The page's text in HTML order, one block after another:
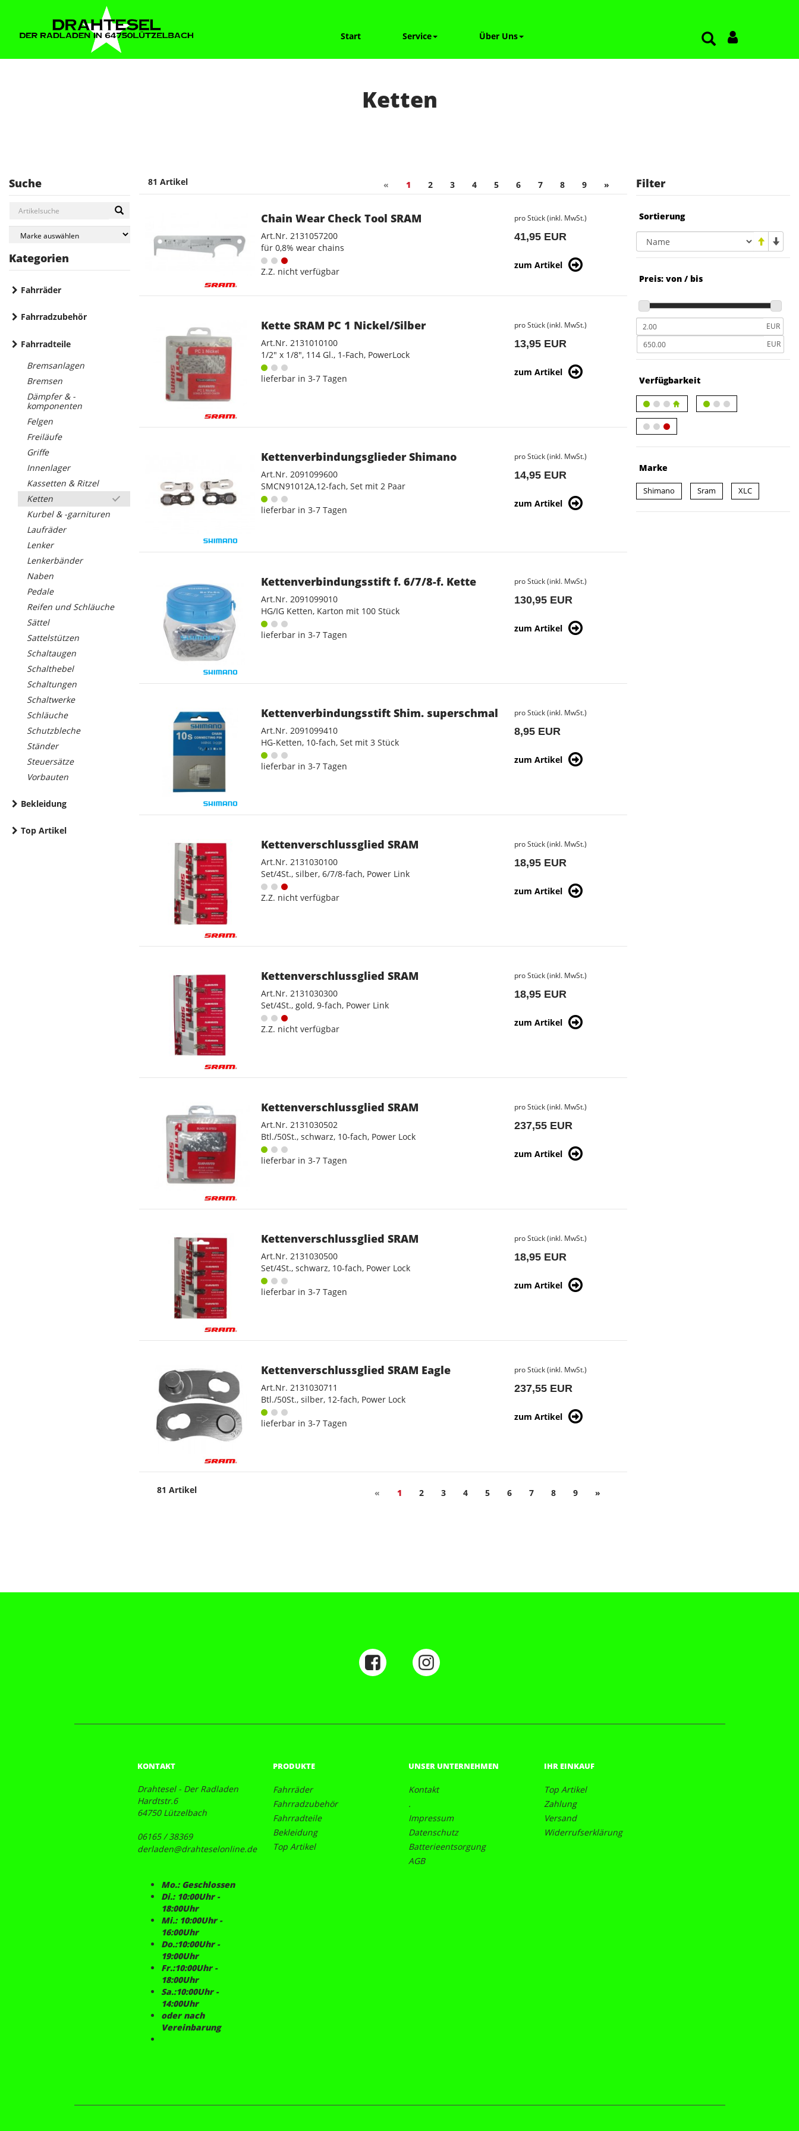
Start Service Über Uns
Ketten
Suche
Kategorien
Fahrräder
Fahrradzubehör
Fahrradteile
Bremsanlagen
Bremsen
Dämpfer & -
komponenten
Felgen
Freiläufe
Griffe
Innenlager
Kassetten & Ritzel
Ketten
Kurbel & -garnituren
Laufräder
Lenker
Lenkerbänder
Naben
Pedale
Reifen und Schläuche
Sättel
Sattelstützen
Schaltaugen
Schalthebel
Schaltungen
Schaltwerke
Schläuche
Schutzbleche
Ständer
Steuersätze
Vorbauten
Bekleidung
Top Artikel
« 1 2 3 4 5 6 7 8 9 »
81 Artikel
Chain Wear Check Tool SRAM
Art.Nr. 2131057200
für 0,8% wear chains
Z.Z. nicht verfügbar
pro Stück (inkl. MwSt.)
41,95 EUR
zum Artikel
Kette SRAM PC 1 Nickel/Silber
Art.Nr. 2131010100
1/2" x 1/8", 114 Gl., 1-Fach, PowerLock
lieferbar in 3-7 Tagen
pro Stück (inkl. MwSt.)
13,95 EUR
zum Artikel
Kettenverbindungsglieder Shimano
Art.Nr. 2091099600
SMCN91012A,12-fach, Set mit 2 Paar
lieferbar in 3-7 Tagen
pro Stück (inkl. MwSt.)
14,95 EUR
zum Artikel
Kettenverbindungsstift f. 6/7/8-f. Kette
Art.Nr. 2091099010
HG/IG Ketten, Karton mit 100 Stück
lieferbar in 3-7 Tagen
pro Stück (inkl. MwSt.)
130,95 EUR
zum Artikel
Kettenverbindungsstift Shim. superschmal
Art.Nr. 2091099410
HG-Ketten, 10-fach, Set mit 3 Stück
lieferbar in 3-7 Tagen
pro Stück (inkl. MwSt.)
8,95 EUR
zum Artikel
Kettenverschlussglied SRAM
Art.Nr. 2131030100
Set/4St., silber, 6/7/8-fach, Power Link
Z.Z. nicht verfügbar
pro Stück (inkl. MwSt.)
18,95 EUR
zum Artikel
Kettenverschlussglied SRAM
Art.Nr. 2131030300
Set/4St., gold, 9-fach, Power Link
Z.Z. nicht verfügbar
pro Stück (inkl. MwSt.)
18,95 EUR
zum Artikel
Kettenverschlussglied SRAM
Art.Nr. 2131030502
Btl./50St., schwarz, 10-fach, Power Lock
lieferbar in 3-7 Tagen
pro Stück (inkl. MwSt.)
237,55 EUR
zum Artikel
Kettenverschlussglied SRAM
Art.Nr. 2131030500
Set/4St., schwarz, 10-fach, Power Lock
lieferbar in 3-7 Tagen
pro Stück (inkl. MwSt.)
18,95 EUR
zum Artikel
Kettenverschlussglied SRAM Eagle
Art.Nr. 2131030711
Btl./50St., silber, 12-fach, Power Lock
lieferbar in 3-7 Tagen
pro Stück (inkl. MwSt.)
237,55 EUR
zum Artikel
« 1 2 3 4 5 6 7 8 9 »
81 Artikel
Filter
Sortierung
Preis: von / bis
EUR
EUR
Verfügbarkeit
Marke
Shimano Sram XLC
KONTAKT
Drahtesel - Der Radladen
Hardtstr.6
64750 Lützelbach
06165 / 38369
derladen@drahteselonline.de
Mo.: Geschlossen
Di.: 10:00Uhr -
18:00Uhr
Mi.: 10:00Uhr -
16:00Uhr
Do.:10:00Uhr -
19:00Uhr
Fr.:10:00Uhr -
18:00Uhr
Sa.:10:00Uhr -
14:00Uhr
oder nach
Vereinbarung
PRODUKTE
Fahrräder
Fahrradzubehör
Fahrradteile
Bekleidung
Top Artikel
UNSER UNTERNEHMEN
Kontakt
.
Impressum
Datenschutz
Batterieentsorgung
AGB
IHR EINKAUF
Top Artikel
Zahlung
Versand
Widerrufserklärung